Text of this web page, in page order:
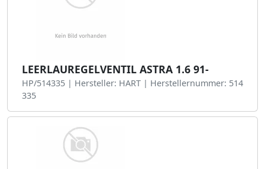
LEERLAUREGELVENTIL ASTRA 1.6 91-
HP/514335 | Hersteller: HART | Herstellernummer: 514
335